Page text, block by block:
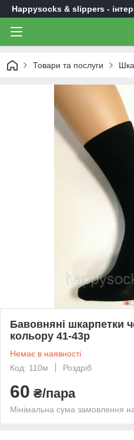
Happysocks & slippers -
Товари та послуги
Бавовняні шкарпетки
кольору 41-43р
Немає в наявності
Код: 110м
Роздріб
60 ₴/пара
Мінімальна сума замовлення